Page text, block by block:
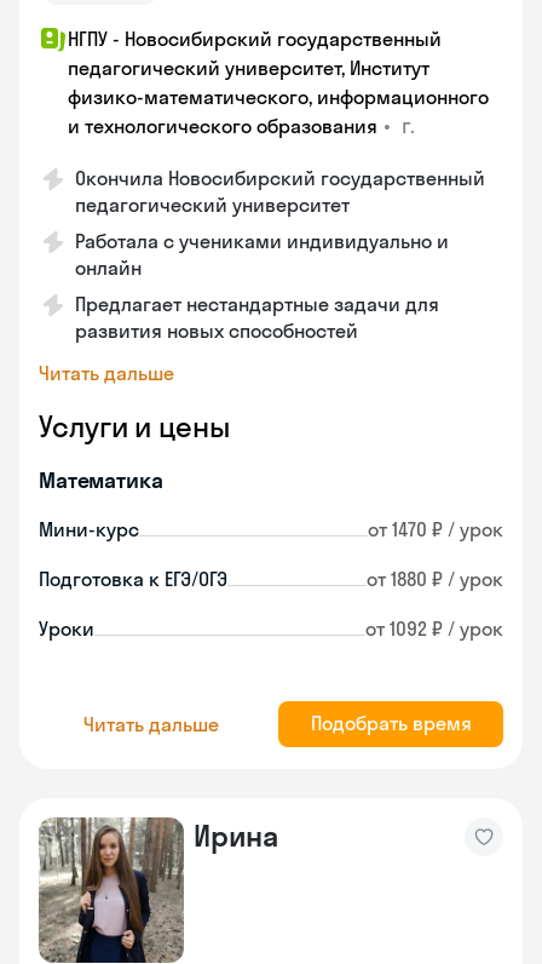
НГПУ - Новосибирский государственный
педагогический университет, Институт
физико-математического, информационного
и технологического образования • г.
Окончила Новосибирский государственный
педагогический университет
Работала с учениками индивидуально и
онлайн
Предлагает нестандартные задачи для
развития новых способностей
Читать дальше
Услуги и цены
Математика
Мини-курс от 1470 ₽ / урок
Подготовка к ЕГЭ/ОГЭ от 1880 ₽ / урок
Уроки от 1092 ₽ / урок
Читать дальше Подобрать время
Ирина